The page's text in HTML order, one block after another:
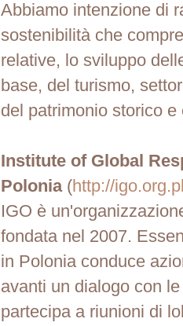
Abbiamo intenzione di
sostenibilità che
relative, lo sviluppo
base, del turismo,
del patrimonio storico e
Institute of Global
Polonia (http://
IGO è
fondata nel 2007.
in Polonia conduce
avanti un dialogo con
partecipa a riunioni di